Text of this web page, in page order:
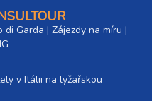
di Garda | Zájezdy na míru |
v Itálii na lyžařskou